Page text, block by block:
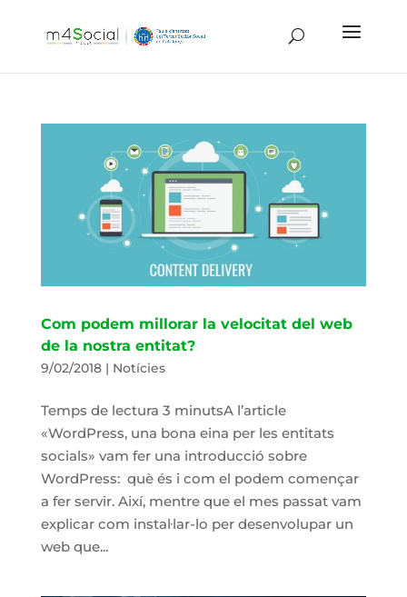
Com podem millorar la velocitat del web
de la nostra entitat?
9/02/2018| Notícies
Temps de lectura 3 minutsA l’article
«WordPress, una bona eina per les entitats
socials» vam fer una introducció sobre
WordPress: què és i com el podem començar
a fer servir. Així, mentre que el mes passat vam
explicar com instal·lar-lo per desenvolupar un
web que...